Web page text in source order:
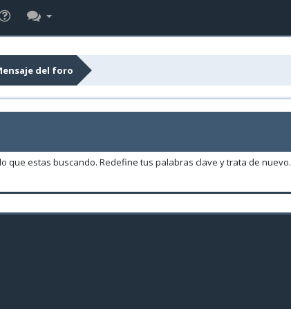
del foro
que estas buscando. Redefine tus palabras clave y trata de nuevo.